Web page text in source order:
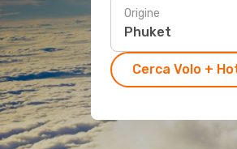
Origine
Cerca Volo +